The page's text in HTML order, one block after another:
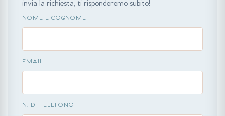
invia la richiesta, ti risponderemo subito!
NOME E COGNOME
EMAIL
N. DI TELEFONO